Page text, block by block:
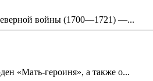
войны (1700—1721) —...
«Мать-героиня», а также о...